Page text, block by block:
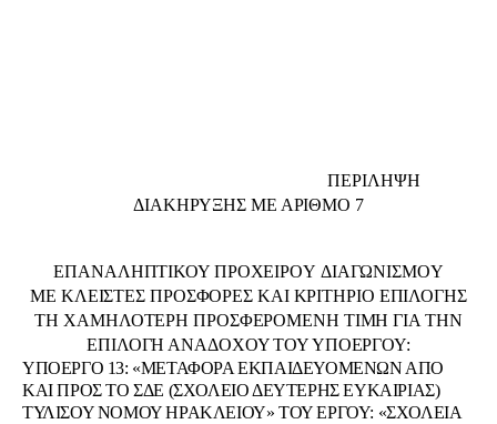
ΠΕΡΙΛΗΨΗ
ΔΙΑΚΗΡΥΞΗΣ ΜΕ ΑΡΙΘΜΟ 7
ΕΠΑΝΑΛΗΠΤΙΚΟΥ ΠΡΟΧΕΙΡΟY ΔΙΑΓΩΝΙΣΜΟY
ΜΕ ΚΛΕΙΣΤΕΣ ΠΡΟΣΦΟΡΕΣ ΚΑΙ ΚΡΙΤΗΡΙΟ ΕΠΙΛΟΓΗΣ
ΤΗ ΧΑΜΗΛΟΤΕΡΗ ΠΡΟΣΦΕΡΟΜΕΝΗ ΤΙΜΗ ΓΙΑ ΤΗΝ
ΕΠΙΛΟΓΗ ΑΝΑΔΟΧΟΥ ΤΟΥ ΥΠΟΕΡΓΟΥ:
ΥΠΟΕΡΓΟ 13: «ΜΕΤΑΦΟΡΑ ΕΚΠΑΙΔΕΥΟΜΕΝΩΝ ΑΠΟ
ΚΑΙ ΠΡΟΣ ΤΟ ΣΔΕ (ΣΧΟΛΕΙΟ ΔΕΥΤΕΡΗΣ ΕΥΚΑΙΡΙΑΣ)
ΤΥΛΙΣΟΥ ΝΟΜΟΥ ΗΡΑΚΛΕΙΟΥ» ΤΟΥ ΕΡΓΟΥ: «ΣΧΟΛΕΙΑ